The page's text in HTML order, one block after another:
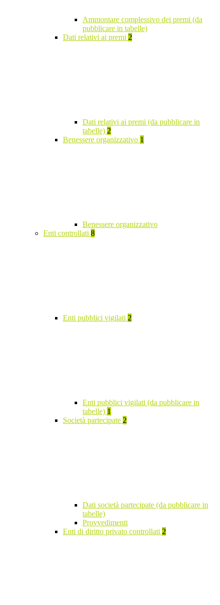
Ammontare complessivo dei premi (da
pubblicare in tabelle)
Dati relativi ai premi 2
Dati relativi ai premi (da pubblicare in
tabelle) 2
Benessere organizzativo 1
Benessere organizzativo
Enti controllati 8
Enti pubblici vigilati 2
Enti pubblici vigilati (da pubblicare in
tabelle) 1
Società partecipate 2
Dati società partecipate (da pubblicare in
tabelle)
Provvedimenti
Enti di diritto privato controllati 2